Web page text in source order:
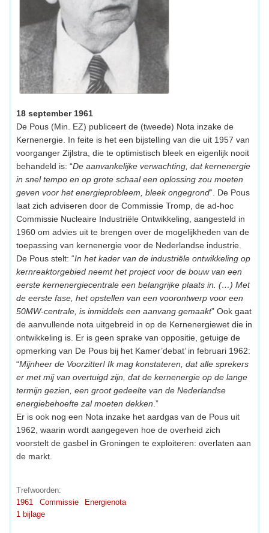
18 september 1961
De Pous (Min. EZ) publiceert de (tweede) Nota inzake de
Kernenergie. In feite is het een bijstelling van die uit 1957 van
voorganger Zijlstra, die te optimistisch bleek en eigenlijk nooit
behandeld is: “De aanvankelijke verwachting, dat kernenergie
in snel tempo en op grote schaal een oplossing zou moeten
geven voor het energieprobleem, bleek ongegrond“. De Pous
laat zich adviseren door de Commissie Tromp, de ad-hoc
Commissie Nucleaire Industriële Ontwikkeling, aangesteld in
1960 om advies uit te brengen over de mogelijkheden van de
toepassing van kernenergie voor de Nederlandse industrie.
De Pous stelt: “In het kader van de industriële ontwikkeling op
kernreaktorgebied neemt het project voor de bouw van een
eerste kernenergiecentrale een belangrijke plaats in. (…) Met
de eerste fase, het opstellen van een voorontwerp voor een
50MW-centrale, is inmiddels een aanvang gemaakt” Ook gaat
de aanvullende nota uitgebreid in op de Kernenergiewet die in
ontwikkeling is. Er is geen sprake van oppositie, getuige de
opmerking van De Pous bij het Kamer’debat’ in februari 1962:
“Mijnheer de Voorzitter! Ik mag konstateren, dat alle sprekers
er met mij van overtuigd zijn, dat de kernenergie op de lange
termijn gezien, een groot gedeelte van de Nederlandse
energiebehoefte zal moeten dekken.”
Er is ook nog een Nota inzake het aardgas van de Pous uit
1962, waarin wordt aangegeven hoe de overheid zich
voorstelt de gasbel in Groningen te exploiteren: overlaten aan
de markt.
Trefwoorden:
1961
Commissie
Energienota
1 bijlage